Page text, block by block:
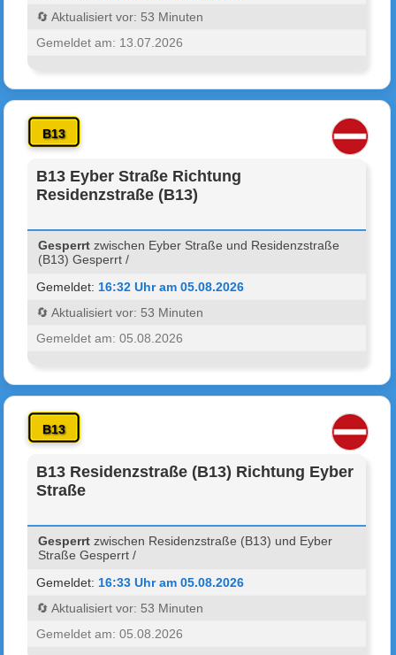
🔄 Aktualisiert vor: 53 Minuten
Gemeldet am: 13.07.2026
B13
B13 Eyber Straße Richtung
Residenzstraße (B13)
Gesperrt zwischen Eyber Straße und Residenzstraße
(B13) Gesperrt /
Gemeldet: 16:32 Uhr am 05.08.2026
🔄 Aktualisiert vor: 53 Minuten
Gemeldet am: 05.08.2026
B13
B13 Residenzstraße (B13) Richtung Eyber
Straße
Gesperrt zwischen Residenzstraße (B13) und Eyber
Straße Gesperrt /
Gemeldet: 16:33 Uhr am 05.08.2026
🔄 Aktualisiert vor: 53 Minuten
Gemeldet am: 05.08.2026